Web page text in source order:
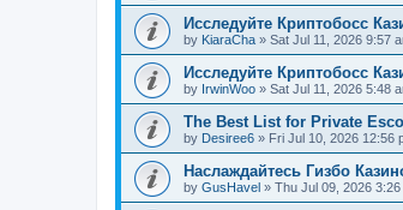
Исследуйте Криптобосс
by KiaraCha » Sat Jul 11, 2026 9:57
Исследуйте Криптобосс
by IrwinWoo » Sat Jul 11, 2026 5:48
The Best List for Private
by Desiree6 » Fri Jul 10, 2026 12:56
Наслаждайтесь Гизбо
by GusHavel » Thu Jul 09, 2026 3:26